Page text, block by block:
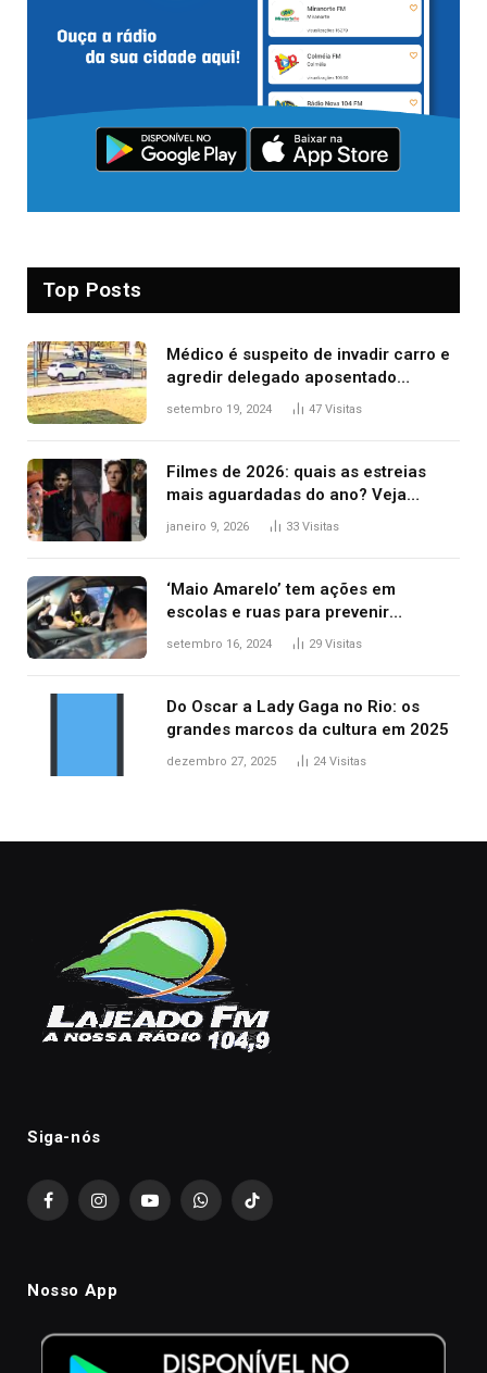
Top Posts
Médico é suspeito de invadir carro e
agredir delegado aposentado
durante confusão no trânsito
setembro 19, 2024 47 Visitas
Filmes de 2026: quais as estreias
mais aguardadas do ano? Veja
principais lançamentos do cinema
janeiro 9, 2026 33 Visitas
‘Maio Amarelo’ tem ações em
escolas e ruas para prevenir
acidentes no trânsito no AP
setembro 16, 2024 29 Visitas
Do Oscar a Lady Gaga no Rio: os
grandes marcos da cultura em 2025
dezembro 27, 2025 24 Visitas
Siga-nós
FacebookInstagramYouTubeWhatsAppTikTok
Nosso App